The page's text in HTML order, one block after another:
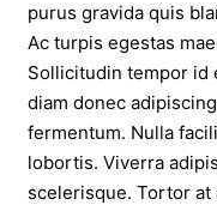
purus gravida quis
Ac turpis egestas
Sollicitudin tempor id
diam donec
fermentum. Nulla
lobortis. Viverra
scelerisque. Tortor at